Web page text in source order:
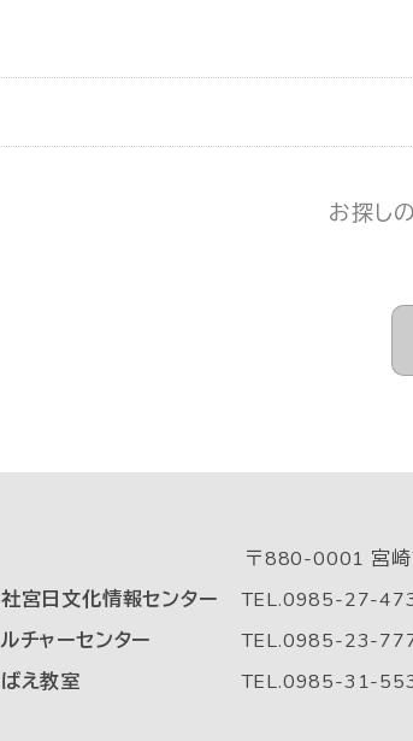
お探し
〒880-0001 宮
宮日文化情報センター
TEL.0985-27-
チャーセンター
TEL.0985-23-
え教室
TEL.0985-31-